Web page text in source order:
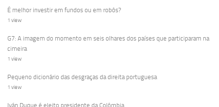
É melhor investir em fundos ou em robôs?
1 view
G7: A imagem do momento em seis olhares dos países que participaram na
cimeira
1 view
Pequeno dicionário das desgraças da direita portuguesa
1 view
Iván Duque é eleito presidente da Colômbia